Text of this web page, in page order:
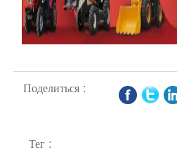
Поделиться :
Тег :